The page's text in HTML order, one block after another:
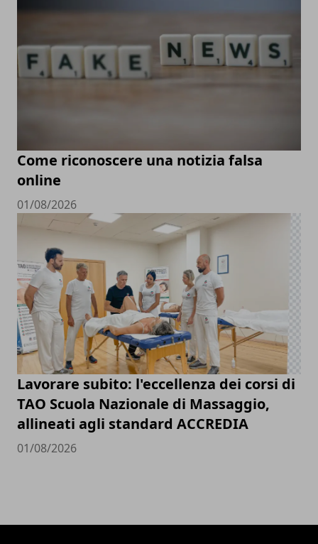
Come riconoscere una notizia falsa
online
01/08/2026
Lavorare subito: l'eccellenza dei corsi di
TAO Scuola Nazionale di Massaggio,
allineati agli standard ACCREDIA
01/08/2026